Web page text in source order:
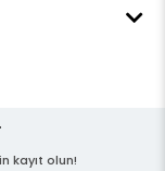
kayıt olun!